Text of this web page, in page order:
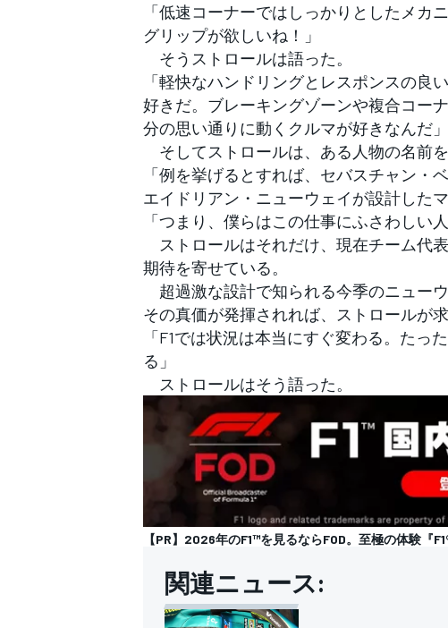
「低速コーナーではしっかりとしたメカ
グリップが欲しいね！」
そうストロールは語った。
「軽快なハンドリングとレスポンスの良
好きだ。ブレーキングゾーンや複合コー
分の思い通りに動くクルマが好きなんだ」
そしてストロールは、ある人物の名前を
「例を挙げるとすれば、セバスチャン・
エイドリアン・ニューウェイが設計した
「つまり、僕らはこの仕事にふさわしい
ストロールはそれだけ、現在チーム代
期待を寄せている。
超過激な設計で知られる今季のニュー
その真価が発揮されれば、ストロールが
「F1では状況は本当にすぐ変わる。た
る」
ストロールはそう語った。
【PR】2026年のF1™︎を見るならFOD。至極の体験『
関連ニュース: